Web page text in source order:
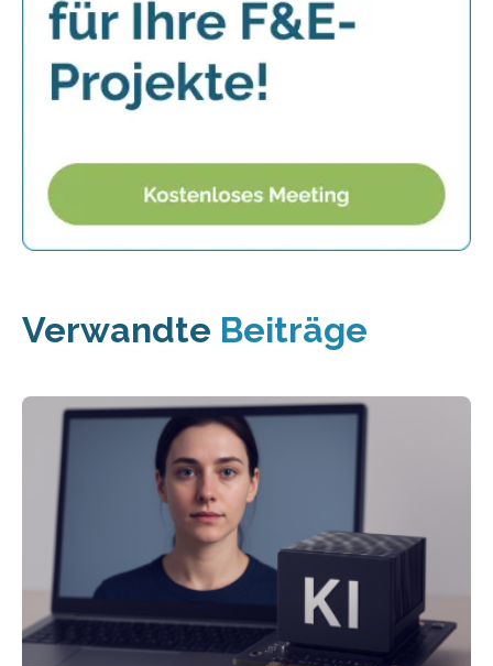
Verwandte Beiträge